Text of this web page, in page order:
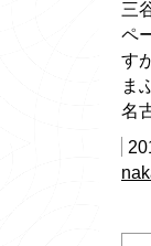
三
ペ
す
ま
名